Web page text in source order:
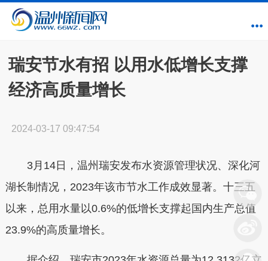
瑞安节水有招 以用水低增长支撑
经济高质量增长
2024-03-17 09:47:54
3月14日，温州瑞安发布水资源管理状况、深化河
湖长制情况，2023年该市节水工作成效显著。十三五
以来，总用水量以0.6%的低增长支撑起国内生产总值
23.9%的高质量增长。